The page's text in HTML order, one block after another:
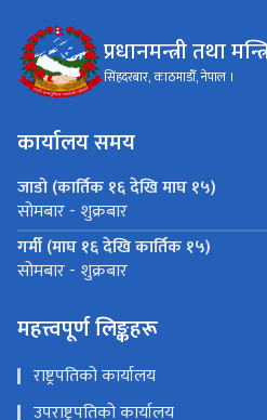
प्रधानमन्त्री तथा
सिंहदरबार, काठमाडौँ, नेपाल ।
कार्यालय समय
जाडो (कार्तिक १६ देखि माघ १५)
सोमबार - शुक्रबार
गर्मी (माघ १६ देखि कार्तिक १५)
सोमबार - शुक्रबार
महत्त्वपूर्ण लिङ्कहरू
राष्ट्रपतिको कार्यालय
उपराष्ट्रपतिको कार्यालय